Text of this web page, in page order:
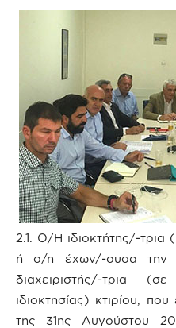
2.1. Ο/Η ιδιοκτήτης/-τρια
ή ο/η έχων/-ουσα την
διαχειριστής/-τρια
ιδιοκτησίας) κτιρίου,
της 31ης Αυγούστου